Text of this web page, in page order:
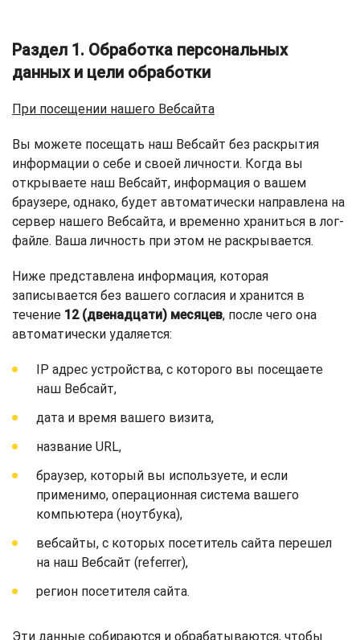
Раздел 1. Обработка персональных
данных и цели обработки
При посещении нашего Вебсайта
Вы можете посещать наш Вебсайт без раскрытия
информации о себе и своей личности. Когда вы
открываете наш Вебсайт, информация о вашем
браузере, однако, будет автоматически направлена на
сервер нашего Вебсайта, и временно храниться в лог-
файле. Ваша личность при этом не раскрывается.
Ниже представлена информация, которая
записывается без вашего согласия и хранится в
течение 12 (двенадцати) месяцев, после чего она
автоматически удаляется:
IP адрес устройства, с которого вы посещаете
наш Вебсайт,
дата и время вашего визита,
название URL,
браузер, который вы используете, и если
применимо, операционная система вашего
компьютера (ноутбука),
вебсайты, с которых посетитель сайта перешел
на наш Вебсайт (referrer),
регион посетителя сайта.
Эти данные собираются и обрабатываются, чтобы